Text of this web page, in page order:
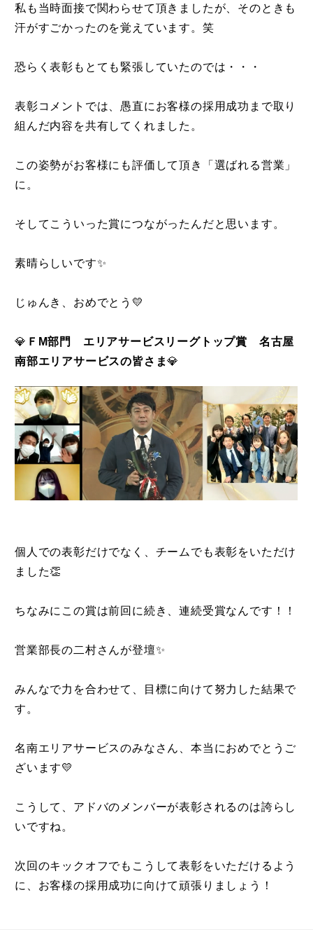
私も当時面接で関わらせて頂きましたが、そのときも
汗がすごかったのを覚えています。笑
恐らく表彰もとても緊張していたのでは・・・
表彰コメントでは、愚直にお客様の採用成功まで取り
組んだ内容を共有してくれました。
この姿勢がお客様にも評価して頂き「選ばれる営業」
に。
そしてこういった賞につながったんだと思います。
素晴らしいです✨
じゅんき、おめでとう💛
💎 ＦM部門 エリアサービスリーグトップ賞 名古屋
南部エリアサービスの皆さま💎
個人での表彰だけでなく、チームでも表彰をいただけ
ました👏
ちなみにこの賞は前回に続き、連続受賞なんです！！
営業部長の二村さんが登壇✨
みんなで力を合わせて、目標に向けて努力した結果で
す。
名南エリアサービスのみなさん、本当におめでとうご
ざいます💛
こうして、アドバのメンバーが表彰されるのは誇らし
いですね。
次回のキックオフでもこうして表彰をいただけるよう
に、お客様の採用成功に向けて頑張りましょう！